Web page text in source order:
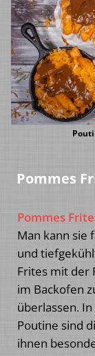
Pommes
Pommes
Man kann sie
und
Frites mit der
im Backofen
überlassen.
Poutine sind
ihnen